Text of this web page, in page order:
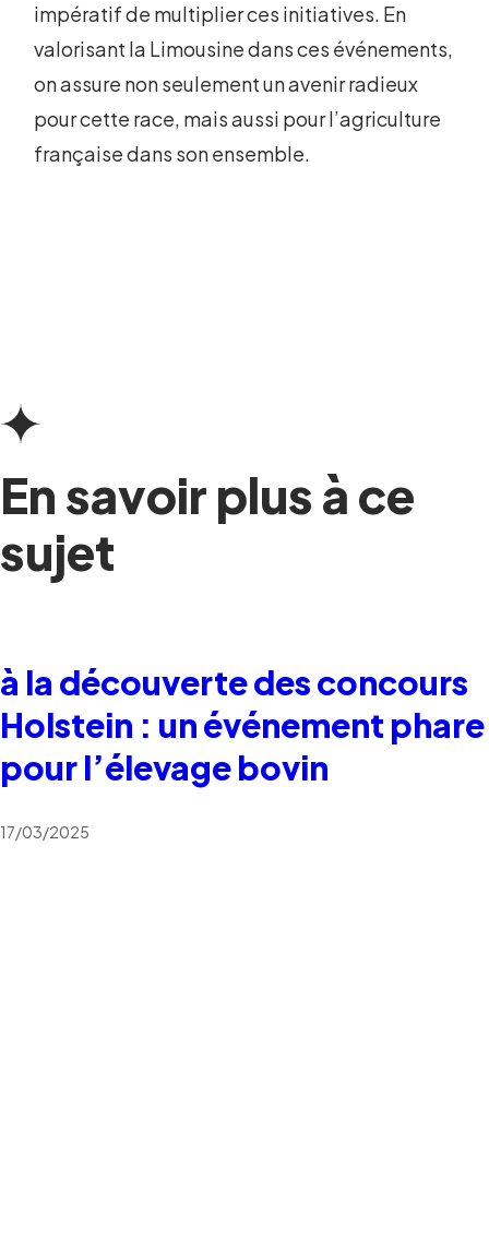
impératif de multiplier ces initiatives. En
valorisant la Limousine dans ces événements,
on assure non seulement un avenir radieux
pour cette race, mais aussi pour l’agriculture
française dans son ensemble.
En savoir plus à ce
sujet
à la découverte des concours
Holstein : un événement phare
pour l’élevage bovin
17/03/2025